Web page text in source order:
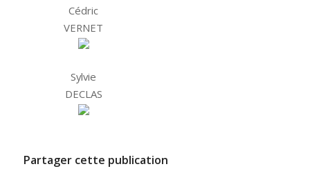
Cédric
VERNET
Sylvie
DECLAS
Partager cette publication